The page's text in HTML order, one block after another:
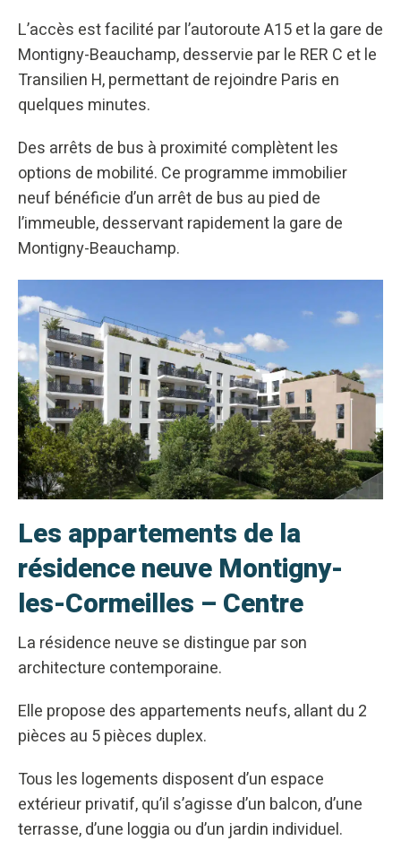
L’accès est facilité par l’autoroute A15 et la gare de
Montigny-Beauchamp, desservie par le RER C et le
Transilien H, permettant de rejoindre Paris en
quelques minutes.
Des arrêts de bus à proximité complètent les
options de mobilité. Ce programme immobilier
neuf bénéficie d’un arrêt de bus au pied de
l’immeuble, desservant rapidement la gare de
Montigny-Beauchamp.
Les appartements de la
résidence neuve Montigny-
les-Cormeilles – Centre
La résidence neuve se distingue par son
architecture contemporaine.
Elle propose des appartements neufs, allant du 2
pièces au 5 pièces duplex.
Tous les logements disposent d’un espace
extérieur privatif, qu’il s’agisse d’un balcon, d’une
terrasse, d’une loggia ou d’un jardin individuel.